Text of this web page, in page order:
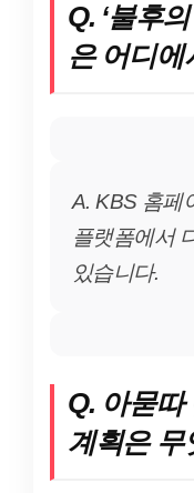
Q. ‘불후
은 어디에
A. KBS 홈페
플랫폼에서
있습니다.
Q. 아묻따
계획은 무